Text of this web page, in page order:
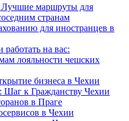
Лучшие маршруты для
странам
для иностранцев в
работать на вас:
лояльности чешских
бизнеса в Чехии
Шаг к Гражданству Чехии
в Праге
в Чехии